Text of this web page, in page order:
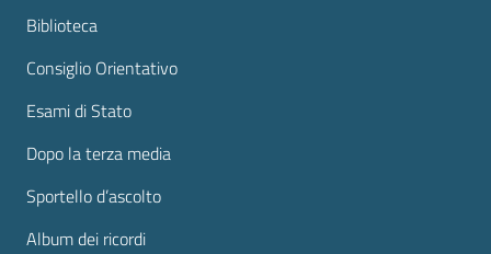
Biblioteca
Consiglio Orientativo
Esami di Stato
Dopo la terza media
Sportello d’ascolto
Album dei ricordi